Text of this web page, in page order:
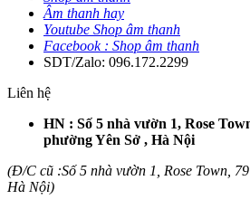
Âm thanh hay
Youtube Shop âm thanh
Facebook : Shop âm thanh
SDT/Zalo: 096.172.2299
Liên hệ
HN : Số 5 nhà vườn 1, Rose
phường Yên Sở , Hà Nội
(Đ/C cũ :Số 5 nhà vườn 1, Rose Town,
Hà Nội)